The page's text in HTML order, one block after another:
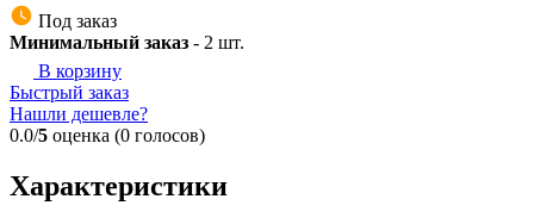
Под заказ
Минимальный заказ - 2 шт.
В корзину
Быстрый заказ
Нашли дешевле?
0.0/5 оценка (0 голосов)
Характеристики